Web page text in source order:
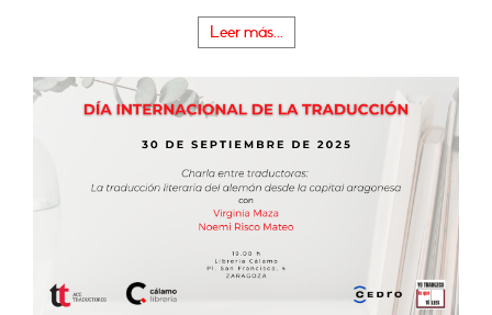
Leer más...